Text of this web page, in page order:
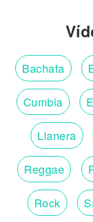
Bachata
Cumbia
Llanera
Reggae
Rock